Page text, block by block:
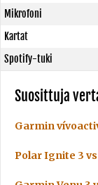
Mikrofoni
Kartat
Spotify-tuki
Suosittuja
Garmin
Polar Ignite 3